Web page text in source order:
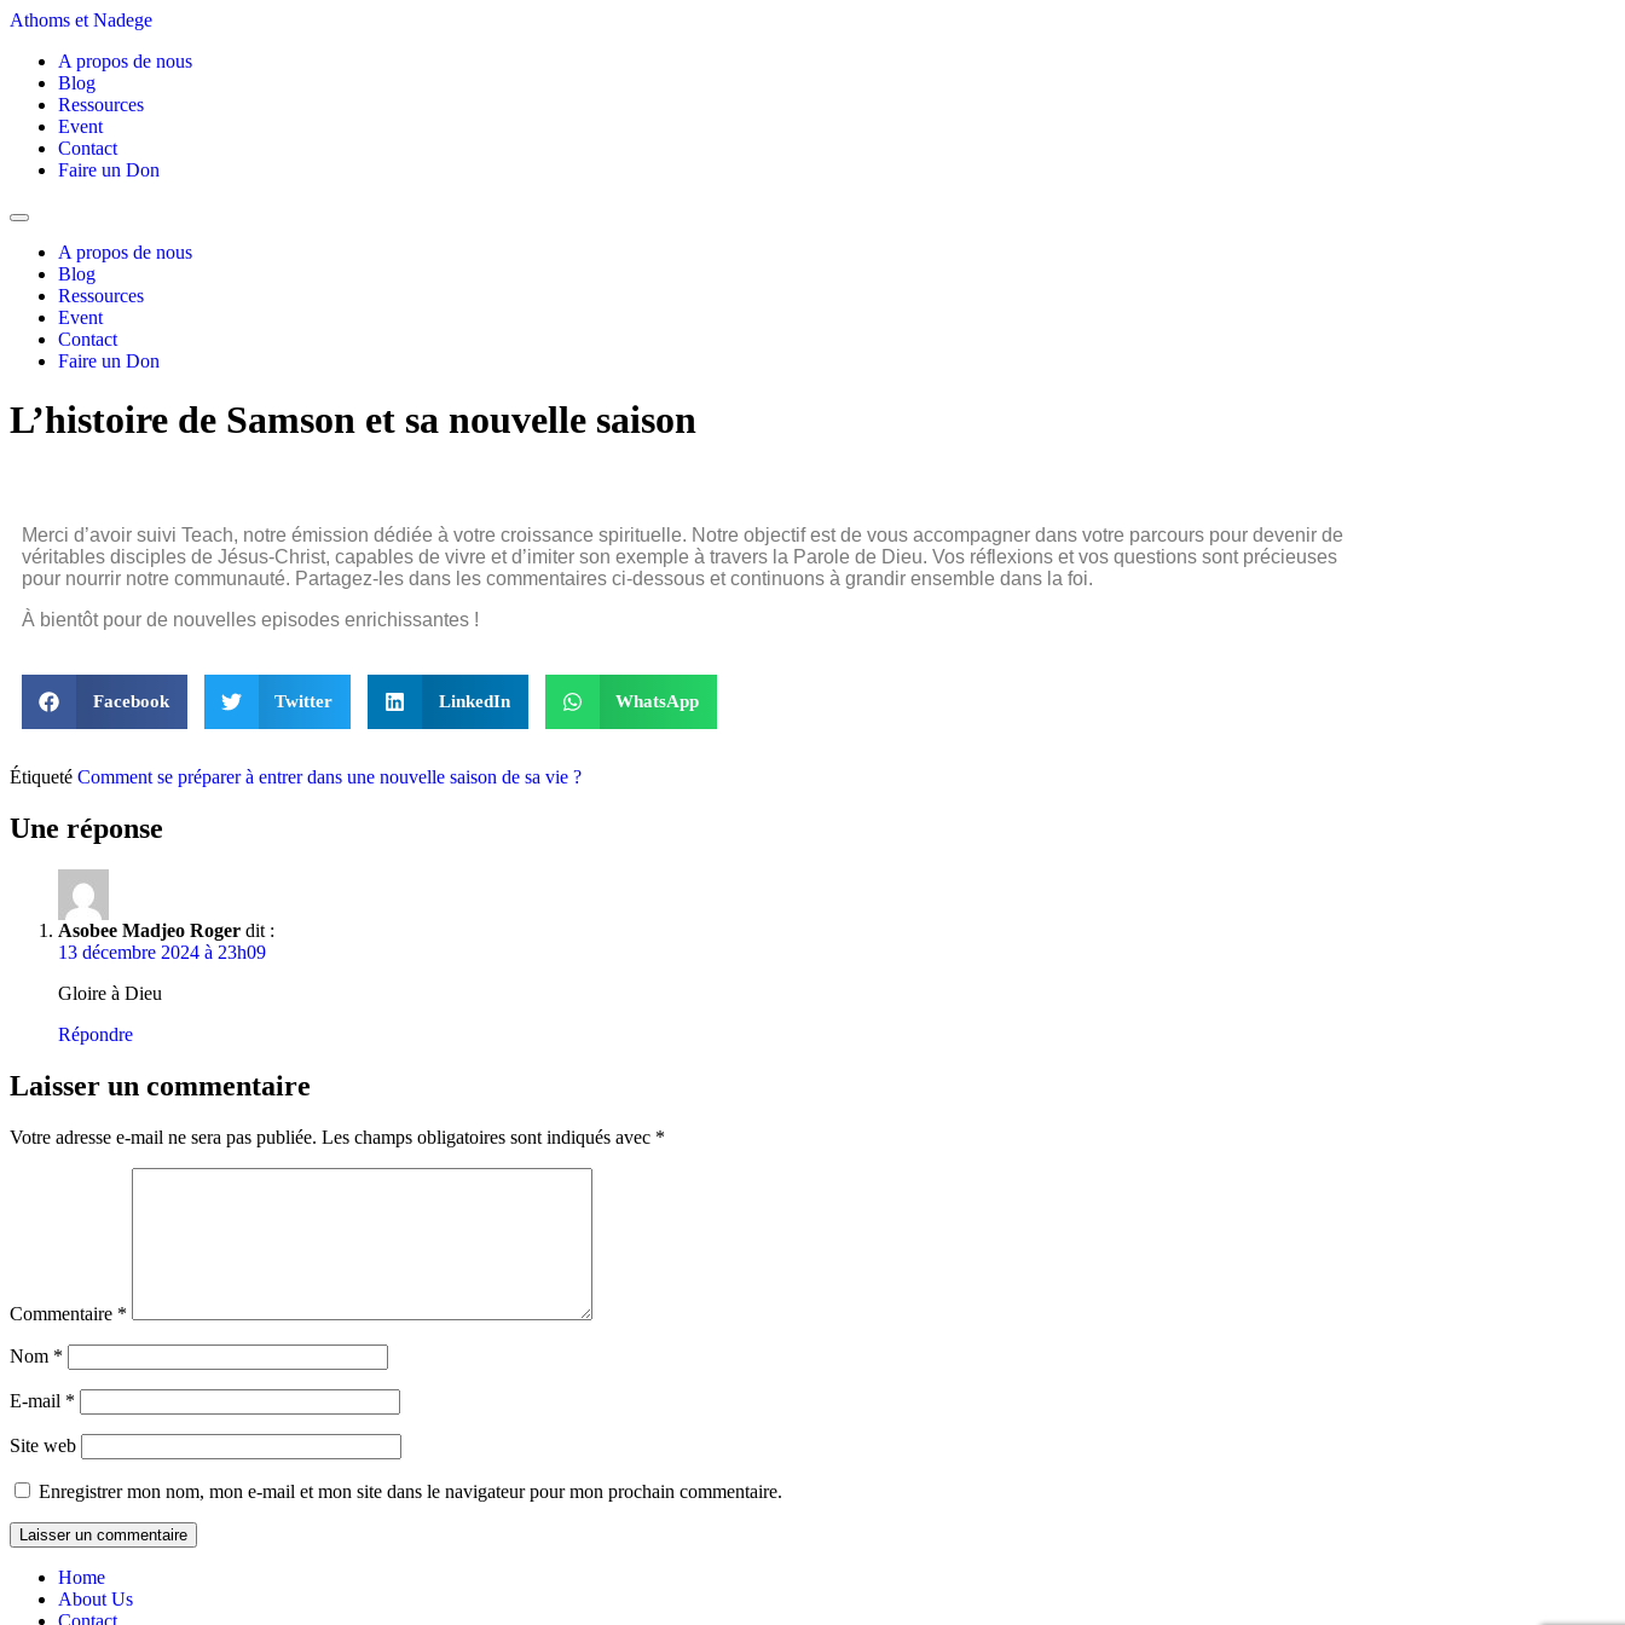
Athoms et Nadege
A propos de nous
Blog
Ressources
Event
Contact
Faire un Don
A propos de nous
Blog
Ressources
Event
Contact
Faire un Don
L’histoire de Samson et sa nouvelle saison
Merci d’avoir suivi Teach, notre émission dédiée à votre croissance spirituelle. Notre objectif est de vous accompagner dans votre parcours pour devenir de
véritables disciples de Jésus-Christ, capables de vivre et d’imiter son exemple à travers la Parole de Dieu. Vos réflexions et vos questions sont précieuses
pour nourrir notre communauté. Partagez-les dans les commentaires ci-dessous et continuons à grandir ensemble dans la foi.
À bientôt pour de nouvelles episodes enrichissantes !
Facebook Twitter LinkedIn WhatsApp
Étiqueté Comment se préparer à entrer dans une nouvelle saison de sa vie ?
Une réponse
Asobee Madjeo Roger dit :
13 décembre 2024 à 23h09
Gloire à Dieu
Répondre
Laisser un commentaire
Votre adresse e-mail ne sera pas publiée. Les champs obligatoires sont indiqués avec *
Commentaire *
Nom *
E-mail *
Site web
Enregistrer mon nom, mon e-mail et mon site dans le navigateur pour mon prochain commentaire.
Home
About Us
Contact